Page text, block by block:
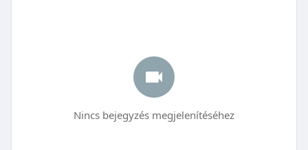
Nincs bejegyzés megjelenítéséhez